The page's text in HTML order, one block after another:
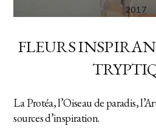
2017
FLEURS
La Protéa, l’Oiseau de paradis,
sources d’inspiration.